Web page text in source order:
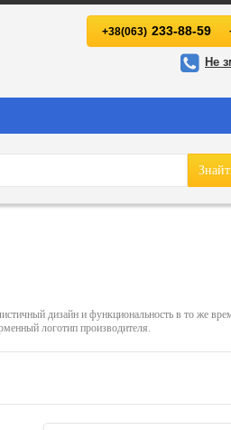
+38(063) 233-88-59
Не
дизайн и функциональность в то же
логотип производителя.